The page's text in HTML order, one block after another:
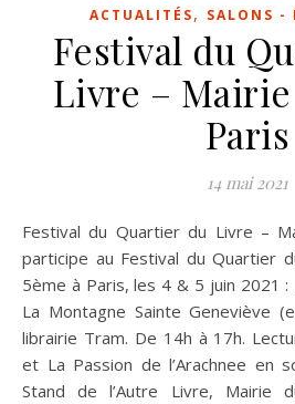
ACTUALITÉS, SALONS -
Festival du
Livre – Mairie
Paris
14 mai 2021
Festival du Quartier du Livre – Mairie du 5ème Paris Je
participe au Festival du Quartier
5ème à Paris, les 4 & 5 juin 2021
La Montagne Sainte Geneviève
librairie Tram. De 14h à 17h.
et La Passion de l’Arachnee en
Stand de l’Autre Livre, Mairie